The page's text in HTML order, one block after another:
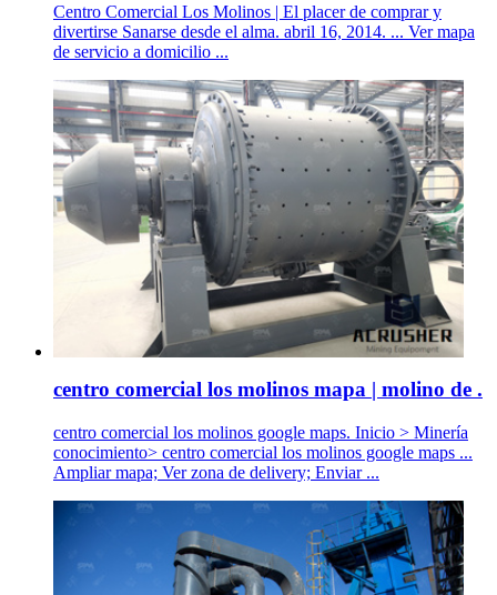
Centro Comercial Los Molinos | El placer de comprar y
divertirse Sanarse desde el alma. abril 16, 2014. ... Ver mapa
de servicio a domicilio ...
centro comercial los molinos mapa | molino de .
centro comercial los molinos google maps. Inicio > Minería
conocimiento> centro comercial los molinos google maps ...
Ampliar mapa; Ver zona de delivery; Enviar ...